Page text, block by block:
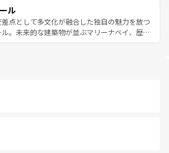
い。
は一年中温暖で、どの季節にも異なる楽しみ
。親しみやすいタイの人々、仏教を中心とし
て多様な観光資源が、訪れる旅人を魅了し続
れても感動するはず。観光スポットが密集し
よく見どころを回れるのも魅力。息をのむよ
文化的な体験まで、香港を存分に楽しみ尽く
ル
点として多文化が融合した独自の魅力を放つ
。未来的な建築物が並ぶマリーナベイ、歴史
ズは地元の風情を楽しめる外せないスポット